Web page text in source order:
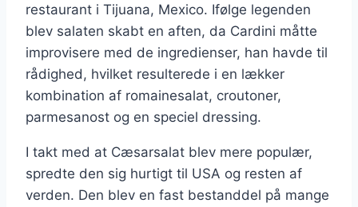
restaurant i Tijuana, Mexico. Ifølge legenden
blev salaten skabt en aften, da Cardini måtte
improvisere med de ingredienser, han havde til
rådighed, hvilket resulterede i en lækker
kombination af romainesalat, croutoner,
parmesanost og en speciel dressing.
I takt med at Cæsarsalat blev mere populær,
spredte den sig hurtigt til USA og resten af
verden. Den blev en fast bestanddel på mange